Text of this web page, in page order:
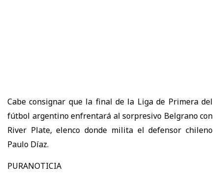
Cabe consignar que la final de la Liga de Primera del
fútbol argentino enfrentará al sorpresivo Belgrano con
River Plate, elenco donde milita el defensor chileno
Paulo Díaz.
PURANOTICIA